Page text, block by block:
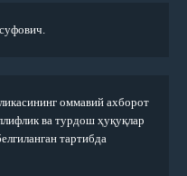
оммавий ахборот
ва турдош ҳуқуқлар
тартибда